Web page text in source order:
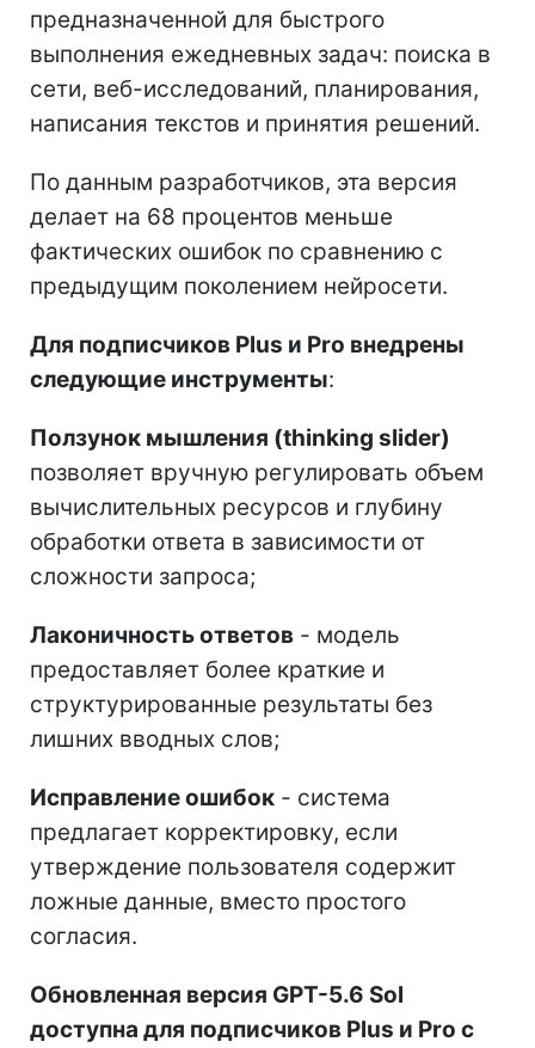
предназначенной для быстрого
выполнения ежедневных задач: поиска в
сети, веб-исследований, планирования,
написания текстов и принятия решений.
По данным разработчиков, эта версия
делает на 68 процентов меньше
фактических ошибок по сравнению с
предыдущим поколением нейросети.
Для подписчиков Plus и Pro внедрены
следующие инструменты:
Ползунок мышления (thinking slider)
позволяет вручную регулировать объем
вычислительных ресурсов и глубину
обработки ответа в зависимости от
сложности запроса;
Лаконичность ответов - модель
предоставляет более краткие и
структурированные результаты без
лишних вводных слов;
Исправление ошибок - система
предлагает корректировку, если
утверждение пользователя содержит
ложные данные, вместо простого
согласия.
Обновленная версия GPT-5.6 Sol
доступна для подписчиков Plus и Pro с